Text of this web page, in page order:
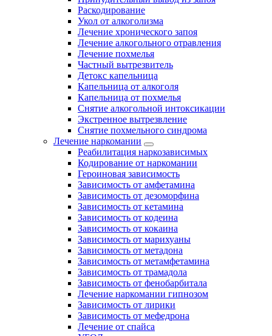
Раскодирование
Укол от алкоголизма
Лечение хронического запоя
Лечение алкогольного отравления
Лечение похмелья
Частный вытрезвитель
Детокс капельница
Капельница от алкоголя
Капельница от похмелья
Снятие алкогольной интоксикации
Экстренное вытрезвление
Снятие похмельного синдрома
Лечение наркомании
Реабилитация наркозависимых
Кодирование от наркомании
Героиновая зависимость
Зависимость от амфетамина
Зависимость от дезоморфина
Зависимость от кетамина
Зависимость от кодеина
Зависимость от кокаина
Зависимость от марихуаны
Зависимость от метадона
Зависимость от метамфетамина
Зависимость от трамадола
Зависимость от фенобарбитала
Лечение наркомании гипнозом
Зависимость от лирики
Зависимость от мефедрона
Лечение от спайса